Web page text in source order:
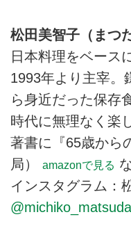
松田美智子（まつ
日本料理をベース
1993年より主宰。
ら身近だった保存
時代に無理なく楽
著書に『65歳から
局）
amazonで見る
インスタグラム：
@michiko_matsuda